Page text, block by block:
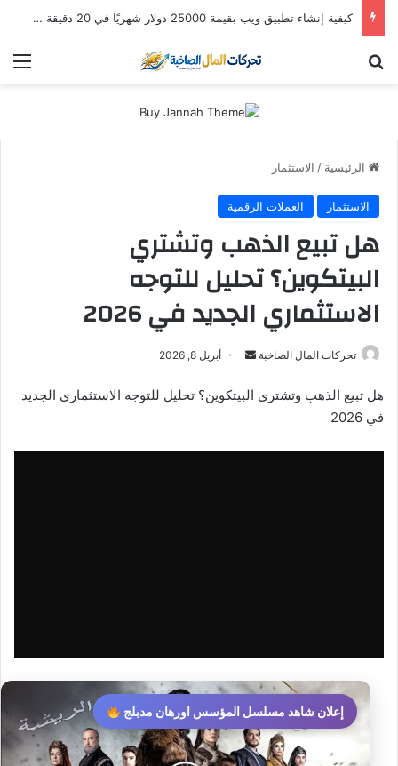
كيفية إنشاء تطبيق ويب بقيمة 25000 دولار شهريًا في 20 دقيقة (باستخدام Hostinger Horizons AI)
الرئيسية / الاستثمار
الاستثمار العملات الرقمية
هل تبيع الذهب وتشتري
البيتكوين؟ تحليل للتوجه
الاستثماري الجديد في 2026
تحركات المال الصاخبة
أرسل
إلكترونيا
أبريل 8, 2026
هل تبيع الذهب وتشتري البيتكوين؟ تحليل للتوجه الاستثماري الجديد
في 2026
إعلان شاهد مسلسل المؤسس اورهان مدبلج